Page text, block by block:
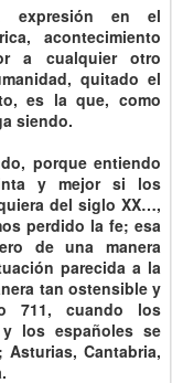
expresión en el
acontecimiento
a cualquier otro
quitado el
es la que, como
siendo.
porque entiendo
y mejor si los
del siglo XX…,
perdido la fe; esa
de una manera
parecida a la
tan ostensible y
711, cuando los
y los españoles se
Cantabria,